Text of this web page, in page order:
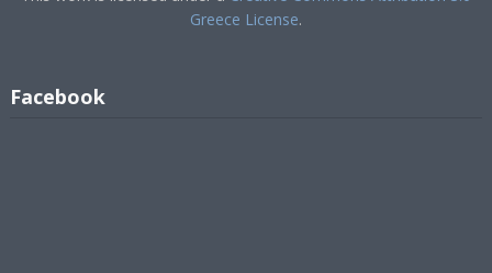
Greece License.
Facebook